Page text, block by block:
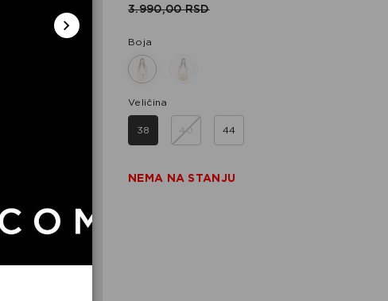
3.990,00 RSD
Boja
Veličina
38 40 44
NEMA NA STANJU